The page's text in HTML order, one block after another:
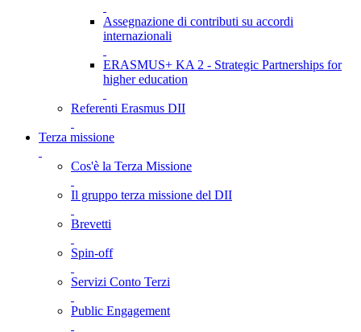
Assegnazione di contributi su accordi
internazionali
ERASMUS+ KA 2 - Strategic Partnerships for
higher education
Referenti Erasmus DII
Terza missione
Cos'è la Terza Missione
Il gruppo terza missione del DII
Brevetti
Spin-off
Servizi Conto Terzi
Public Engagement